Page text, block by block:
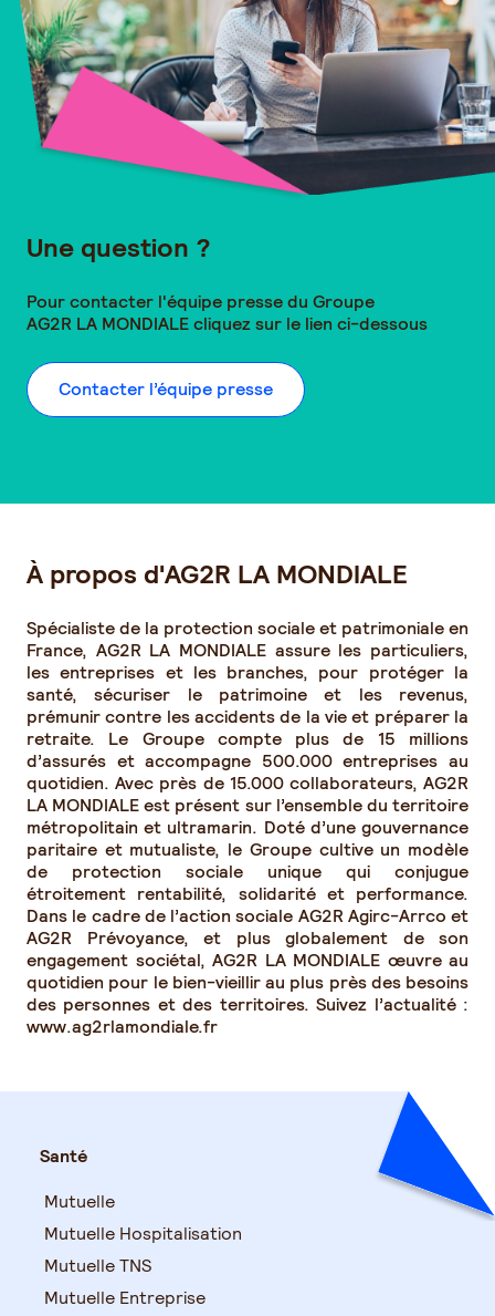
Une question ?
Pour contacter l'équipe presse du Groupe
AG2R LA MONDIALEcliquez sur le lien ci-dessous
Contacter l’équipe presse
À propos d'AG2R LA MONDIALE
Spécialiste de la protection sociale et patrimoniale en
France, AG2R LA MONDIALE assure les particuliers,
les entreprises et les branches, pour protéger la
santé, sécuriser le patrimoine et les revenus,
prémunir contre les accidents de la vie et préparer la
retraite. Le Groupe compte plus de 15 millions
d’assurés et accompagne 500.000 entreprises au
quotidien. Avec près de 15.000 collaborateurs, AG2R
LA MONDIALE est présent sur l’ensemble du territoire
métropolitain et ultramarin. Doté d’une gouvernance
paritaire et mutualiste, le Groupe cultive un modèle
de protection sociale unique qui conjugue
étroitement rentabilité, solidarité et performance.
Dans le cadre de l’action sociale AG2R Agirc-Arrco et
AG2R Prévoyance, et plus globalement de son
engagement sociétal, AG2R LA MONDIALE œuvre au
quotidien pour le bien-vieillir au plus près des besoins
des personnes et des territoires. Suivez l’actualité :
www.ag2rlamondiale.fr
Santé
Mutuelle
Mutuelle Hospitalisation
Mutuelle TNS
Mutuelle Entreprise